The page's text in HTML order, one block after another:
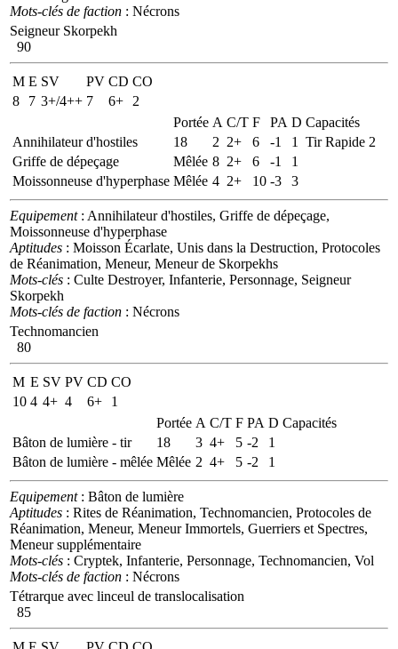
Mots-clés de faction : Nécrons
Seigneur Skorpekh
90
M E SV PV CD CO
8
7 3+/4++ 7 6+
2
Portée A C/T F PA D Capacités
Annihilateur d'hostiles
18 2 2+ 6 -1 1
Tir Rapide 2
Griffe de dépeçage
Mêlée 8 2+ 6 -1
1
Moissonneuse d'hyperphase Mêlée 4 2+ 10 -3 3
Equipement: Annihilateur d'hostiles, Griffe de dépeçage,
Moissonneuse d'hyperphase
Aptitudes : Moisson Écarlate, Unis dans la Destruction, Protocoles
de Réanimation, Meneur, Meneur de Skorpekhs
Mots-clés : Culte Destroyer, Infanterie, Personnage, Seigneur
Skorpekh
Mots-clés de faction : Nécrons
Technomancien
80
M E SV PV CD CO
10 4 4+ 4 6+
1
Portée A C/T F PA D Capacités
Bâton de lumière - tir
18 3 4+ 5 -2
1
Bâton de lumière - mêlée Mêlée 2 4+ 5 -2 1
Equipement: Bâton de lumière
Aptitudes : Rites de Réanimation, Technomancien, Protocoles de
Réanimation, Meneur, Meneur Immortels, Guerriers et Spectres,
Meneur supplémentaire
Mots-clés : Cryptek, Infanterie, Personnage, Technomancien, Vol
Mots-clés de faction : Nécrons
Tétrarque avec linceul de translocalisation
85